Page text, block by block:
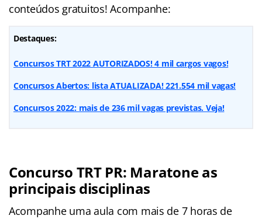
conteúdos gratuitos! Acompanhe:
Destaques:
Concursos TRT 2022 AUTORIZADOS! 4 mil cargos vagos!
Concursos Abertos: lista ATUALIZADA! 221.554 mil vagas!
Concursos 2022: mais de 236 mil vagas previstas. Veja!
Concurso TRT PR: Maratone as
principais disciplinas
Acompanhe uma aula com mais de 7 horas de